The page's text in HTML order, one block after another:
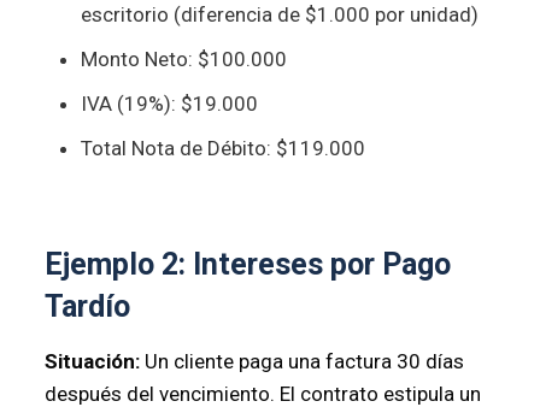
escritorio (diferencia de $1.000 por unidad)
Monto Neto: $100.000
IVA (19%): $19.000
Total Nota de Débito: $119.000
Ejemplo 2: Intereses por Pago
Tardío
Situación:Un cliente paga una factura 30 días
después del vencimiento. El contrato estipula un